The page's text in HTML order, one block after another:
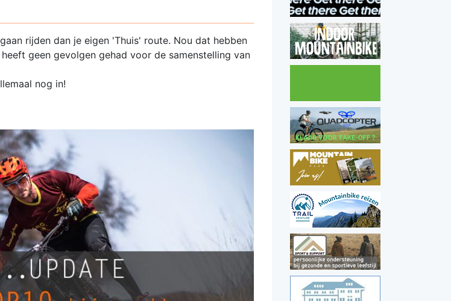
rijden dan je eigen 'Thuis' route. Nou dat hebben
geen gevolgen gehad voor de samenstelling van
nog in!